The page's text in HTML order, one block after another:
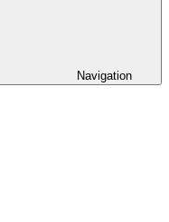
Navigation